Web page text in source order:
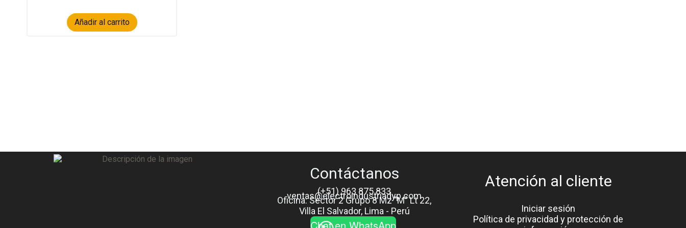
Añadir al carrito
Contáctanos
(+51) 963 875 833
ventas@electroindustriadyp.com
Oficina: Sector 2 Grupo 8 Mz "M" Lt 22,
Villa El Salvador, Lima - Perú
Atención al cliente
Iniciar sesión
Política de privacidad y protección de